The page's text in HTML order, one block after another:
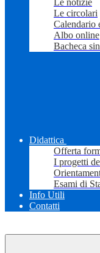
Le notizie
Le circolari
Calendario
Albo online
Bacheca
Didattica
Offerta
I progetti
Esami di
Info Utili
Contatti